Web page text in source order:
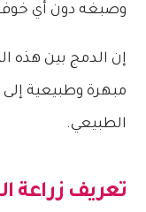
وصبغه دون أي
إن الدمج بين هذه
مبهرة وطبيعية
الطبيعي.
تعريف زراعة